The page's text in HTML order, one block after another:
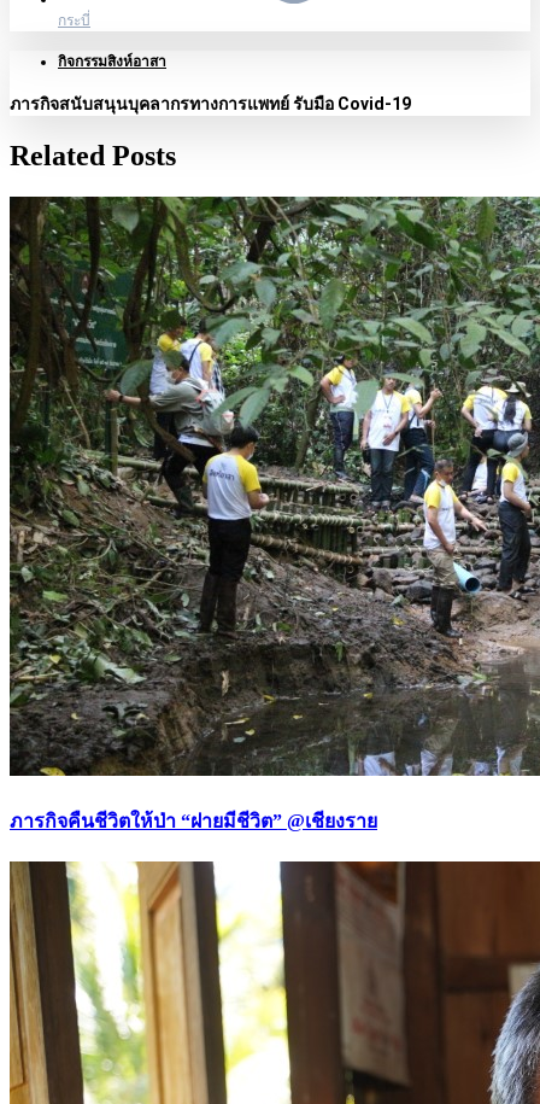
กระบี่
กิจกรรมสิงห์อาสา
ภารกิจสนับสนุนบุคลากรทางการแพทย์ รับมือ Covid-19
Related Posts
ภารกิจคืนชีวิตให้ป่า “ฝายมีชีวิต” @เชียงราย